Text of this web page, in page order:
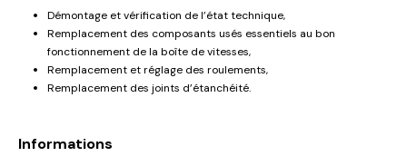
Démontage et vérification de l’état technique,
Remplacement des composants usés essentiels au bon
fonctionnement de la boîte de vitesses,
Remplacement et réglage des roulements,
Remplacement des joints d’étanchéité.
Informations